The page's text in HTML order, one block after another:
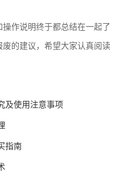
作说明终于都总结在一起了
废的建议，希望大家认真阅读
及使用注意事项
指南